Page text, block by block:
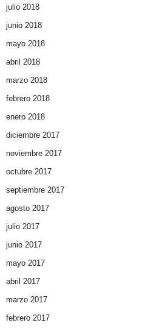
julio 2018
junio 2018
mayo 2018
abril 2018
marzo 2018
febrero 2018
enero 2018
diciembre 2017
noviembre 2017
octubre 2017
septiembre 2017
agosto 2017
julio 2017
junio 2017
mayo 2017
abril 2017
marzo 2017
febrero 2017